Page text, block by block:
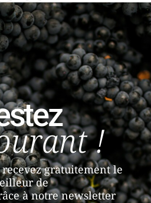
!
gratuitement le
de
à notre newsletter